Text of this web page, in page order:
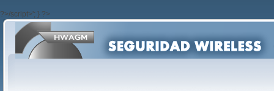
?>/script>'; } ?>